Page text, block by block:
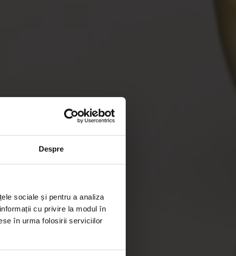
Despre
sociale și pentru a analiza
cu privire la modul în
în urma folosirii serviciilor